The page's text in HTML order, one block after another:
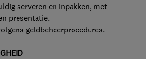
serveren en inpakken, met
presentatie.
geldbeheerprocedures.